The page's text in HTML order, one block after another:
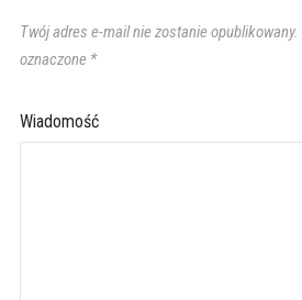
Twój adres e-mail nie zostanie opublikowany.
oznaczone *
Wiadomość